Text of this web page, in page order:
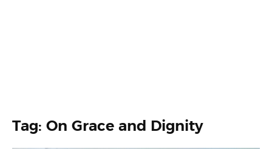
Tag: On Grace and Dignity